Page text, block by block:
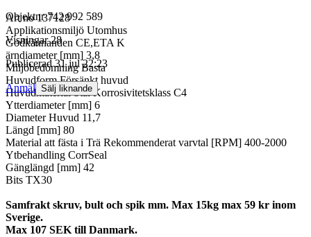
Art no 137128
Applikationsmiljö Utomhus
Godkännanden CE,ETA K
ärndiameter [mm] 3,8
Miljöbedömning Basta
Huvudform Försänkt huvud
Huvudmaterial Stål Korrosivitetsklass C4
Ytterdiameter [mm] 6
Diameter Huvud 11,7
Längd [mm] 80
Material att fästa i Trä Rekommenderat varvtal [RPM] 400-2000
Ytbehandling CorrSeal
Gänglängd [mm] 42
Bits TX30
Samfrakt skruv, bult och spik mm. Max 15kg max 59 kr inom
Sverige.
Max 107 SEK till Danmark.
Objektnr 742 992 589
Visningar 28
Publicerad 31 jul 22:23
Anmäl Sälj liknande